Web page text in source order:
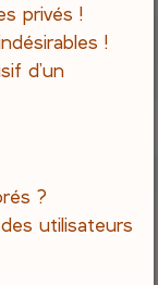
privés !
!
d’un
?
utilisateurs